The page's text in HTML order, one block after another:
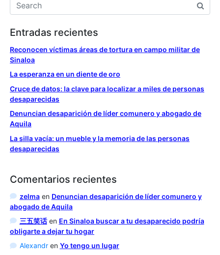
Entradas recientes
Reconocen víctimas áreas de tortura en campo militar de
Sinaloa
La esperanza en un diente de oro
Cruce de datos: la clave para localizar a miles de personas
desaparecidas
Denuncian desaparición de líder comunero y abogado de
Aquila
La silla vacía: un mueble y la memoria de las personas
desaparecidas
Comentarios recientes
zelmaen Denuncian desaparición de líder comunero y
abogado de Aquila
三五笑话en En Sinaloa buscar a tu desaparecido podría
obligarte a dejar tu hogar
Alexandren Yo tengo un lugar